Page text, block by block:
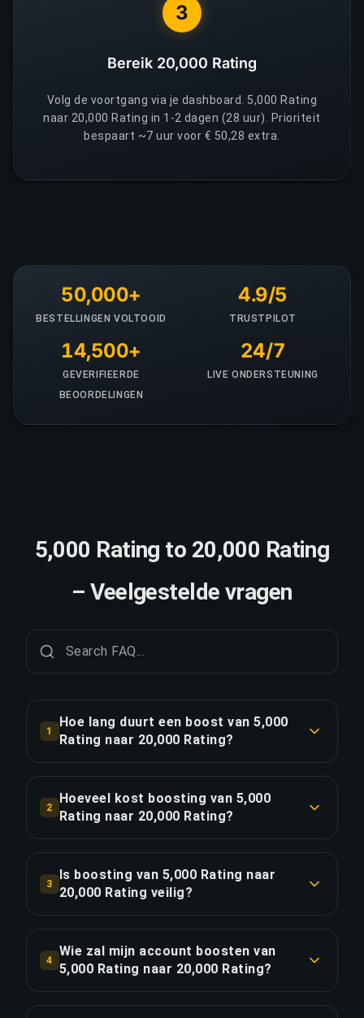
3
Bereik 20,000 Rating
Volg de voortgang via je dashboard. 5,000 Rating
naar 20,000 Rating in 1-2 dagen (28 uur). Prioriteit
bespaart ~7 uur voor € 50,28 extra.
50,000+
BESTELLINGEN VOLTOOID
4.9/5
TRUSTPILOT
14,500+
GEVERIFIEERDE
BEOORDELINGEN
24/7
LIVE ONDERSTEUNING
5,000 Rating to 20,000 Rating
– Veelgestelde vragen
1
Hoe lang duurt een boost van 5,000
Rating naar 20,000 Rating?
duurt doorgaans 1-2 dagen. Met Priority Order is
de levering ongeveer 25% sneller.
2
Hoeveel kost boosting van 5,000
Rating naar 20,000 Rating?
begint bij €251.41 voor de standaardoptie.
Priority Order kost €301.69, en het Full Package
LINK KOPIËREN
3
Is boosting van 5,000 Rating naar
20,000 Rating veilig?
die overeenkomt met jouw regio en spelen met
de "Offline weergeven"-functie ingeschakeld. We
met een 4,9/5 Trustpilot-beoordeling.
4
Wie zal mijn account boosten van
5,000 Rating naar 20,000 Rating?